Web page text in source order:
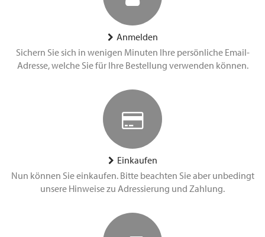
Anmelden
Sichern Sie sich in wenigen Minuten Ihre persönliche Email-
Adresse, welche Sie für Ihre Bestellung verwenden können.
Einkaufen
Nun können Sie einkaufen. Bitte beachten Sie aber unbedingt
unsere Hinweise zu Adressierung und Zahlung.